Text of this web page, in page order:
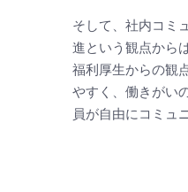
そして、社内コミ
進という観点から
福利厚生からの観
やすく、働きがい
員が自由にコミュ